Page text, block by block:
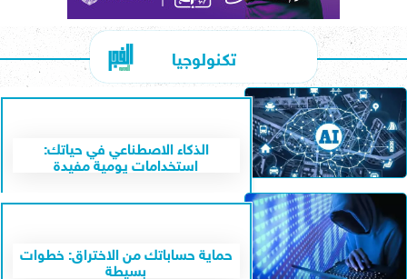
تكنولوجيا
الذكاء الاصطناعي في حياتك:
استخدامات يومية مفيدة
حماية حساباتك من الاختراق: خطوات
بسيطة